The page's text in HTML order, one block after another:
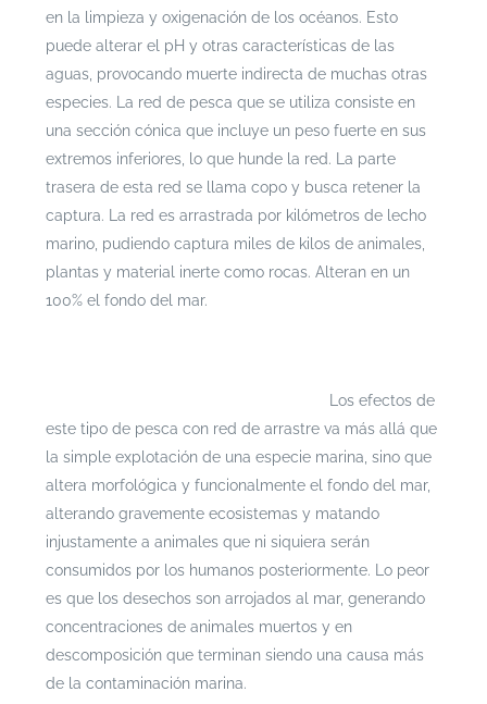
en la limpieza y oxigenación de los océanos. Esto
puede alterar el pH y otras características de las
aguas, provocando muerte indirecta de muchas otras
especies. La red de pesca que se utiliza consiste en
una sección cónica que incluye un peso fuerte en sus
extremos inferiores, lo que hunde la red. La parte
trasera de esta red se llama copo y busca retener la
captura. La red es arrastrada por kilómetros de lecho
marino, pudiendo captura miles de kilos de animales,
plantas y material inerte como rocas. Alteran en un
100% el fondo del mar.
Los efectos de
este tipo de pesca con red de arrastre va más allá que
la simple explotación de una especie marina, sino que
altera morfológica y funcionalmente el fondo del mar,
alterando gravemente ecosistemas y matando
injustamente a animales que ni siquiera serán
consumidos por los humanos posteriormente. Lo peor
es que los desechos son arrojados al mar, generando
concentraciones de animales muertos y en
descomposición que terminan siendo una causa más
de la contaminación marina.